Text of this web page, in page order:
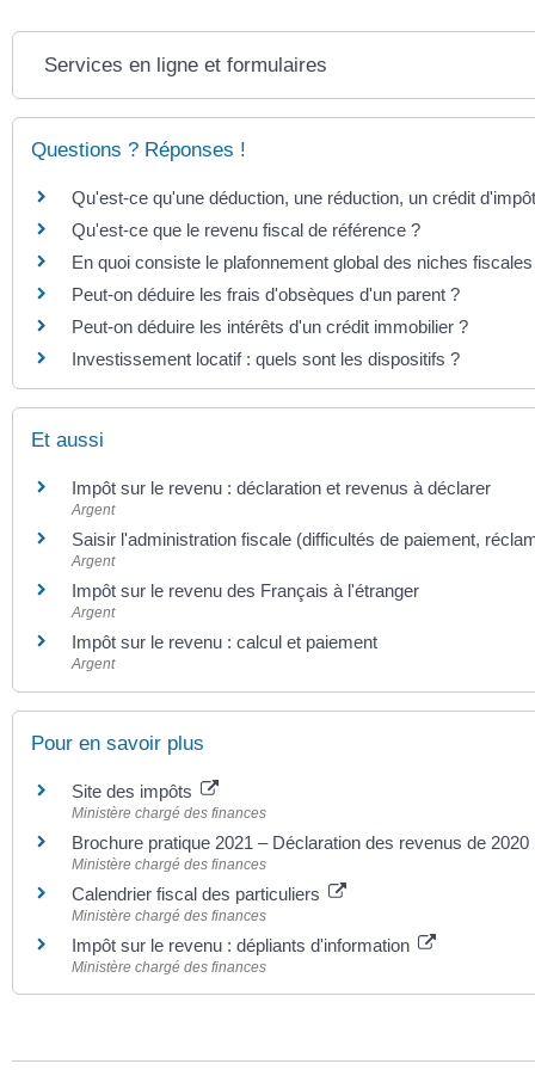
Services en ligne et formulaires
Questions ? Réponses !
Qu'est-ce qu'une déduction, une réduction, un crédit
Qu'est-ce que le revenu fiscal de référence ?
En quoi consiste le plafonnement global des niches
Peut-on déduire les frais d'obsèques d'un parent ?
Peut-on déduire les intérêts d'un crédit immobilier ?
Investissement locatif : quels sont les dispositifs ?
Et aussi
Impôt sur le revenu : déclaration et revenus à déclarer
Argent
Saisir l'administration fiscale (difficultés de paiement,
Argent
Impôt sur le revenu des Français à l'étranger
Argent
Impôt sur le revenu : calcul et paiement
Argent
Pour en savoir plus
Site des impôts
Ministère chargé des finances
Brochure pratique 2021 – Déclaration des revenus de 2020
Ministère chargé des finances
Calendrier fiscal des particuliers
Ministère chargé des finances
Impôt sur le revenu : dépliants d'information
Ministère chargé des finances